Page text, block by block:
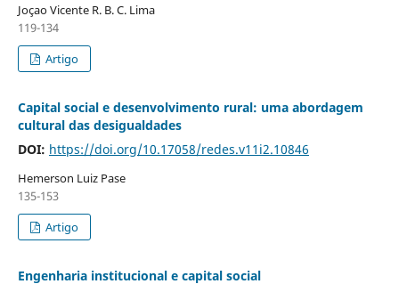
Joçao Vicente R. B. C. Lima
119-134
Artigo
Capital social e desenvolvimento rural: uma abordagem
cultural das desigualdades
DOI: https://doi.org/10.17058/redes.v11i2.10846
Hemerson Luiz Pase
135-153
Artigo
Engenharia institucional e capital social